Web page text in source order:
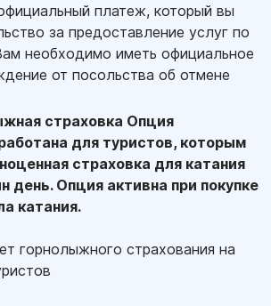
платеж, который вы
за предоставление услуг по
необходимо иметь официальное
от посольства об отмене
страховка Опция
для туристов, которым
страховка для катания
день. Опция активна при покупке
катания.
горнолыжного страхования на